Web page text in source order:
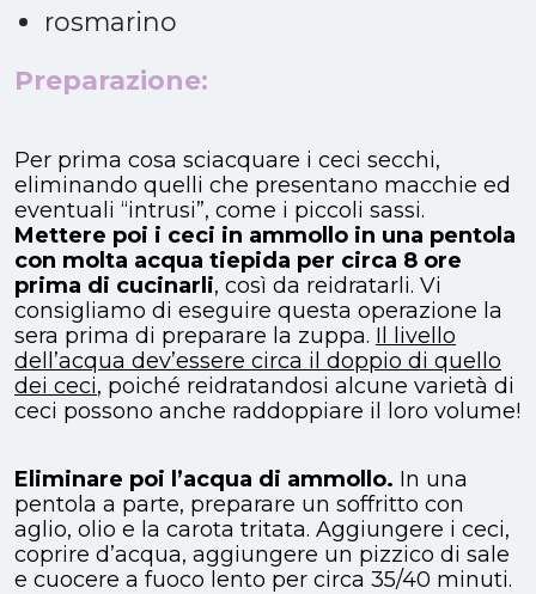
rosmarino
Preparazione:
Per prima cosa sciacquare i ceci secchi,
eliminando quelli che presentano macchie ed
eventuali “intrusi”, come i piccoli sassi.
Mettere poi i ceci in ammollo in una pentola
con molta acqua tiepida per circa 8 ore
prima di cucinarli, così da reidratarli. Vi
consigliamo di eseguire questa operazione la
sera prima di preparare la zuppa. Il livello
dell’acqua dev’essere circa il doppio di quello
dei ceci, poiché reidratandosi alcune varietà di
ceci possono anche raddoppiare il loro volume!
Eliminare poi l’acqua di ammollo. In una
pentola a parte, preparare un soffritto con
aglio, olio e la carota tritata. Aggiungere i ceci,
coprire d’acqua, aggiungere un pizzico di sale
e cuocere a fuoco lento per circa 35/40 minuti.